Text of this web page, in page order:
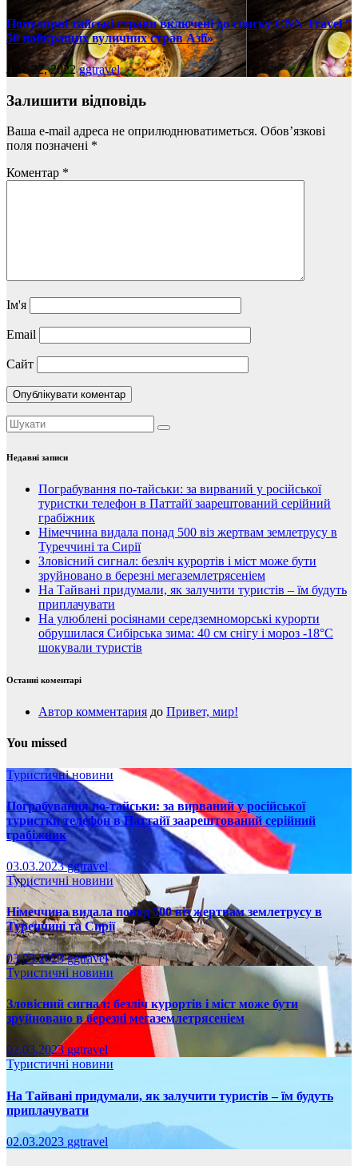
Популярні тайські страви включені до списку CNN Travel ”
50 найкращих вуличних страв Азії»
Лис 22, 2022ggtravel
Залишити відповідь
Ваша e-mail адреса не оприлюднюватиметься. Обов’язкові
поля позначені *
Коментар *
Ім'я
Email
Сайт
Недавні записи
Пограбування по-тайськи: за вирваний у російської
туристки телефон в Паттайї заарештований серійний
грабіжник
Німеччина видала понад 500 віз жертвам землетрусу в
Туреччині та Сирії
Зловісний сигнал: безліч курортів і міст може бути
зруйновано в березні мегаземлетрясеніем
На Тайвані придумали, як залучити туристів – їм будуть
приплачувати
На улюблені росіянами середземноморські курорти
обрушилася Сибірська зима: 40 см снігу і мороз -18°C
шокували туристів
Останні коментарі
Автор комментария до Привет, мир!
You missed
Туристичні новини
Пограбування по-тайськи: за вирваний у російської
туристки телефон в Паттайї заарештований серійний
грабіжник
03.03.2023ggtravel
Туристичні новини
Німеччина видала понад 500 віз жертвам землетрусу в
Туреччині та Сирії
03.03.2023ggtravel
Туристичні новини
Зловісний сигнал: безліч курортів і міст може бути
зруйновано в березні мегаземлетрясеніем
02.03.2023 ggtravel
Туристичні новини
На Тайвані придумали, як залучити туристів – їм будуть
приплачувати
02.03.2023 ggtravel